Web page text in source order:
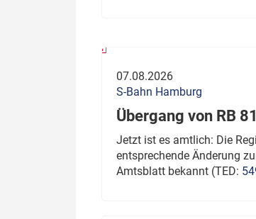
07.08.2026
S-Bahn Hamburg
Übergang von RB
Jetzt ist es amtlich: Die
entsprechende Änderung
Amtsblatt bekannt (TED: